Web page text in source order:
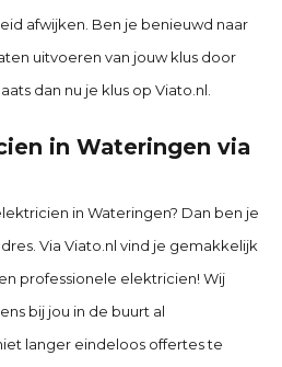
afwijken. Ben je benieuwd naar
uitvoeren van jouw klus door
dan nu je klus op Viato.nl.
in Wateringen via
in Wateringen? Dan ben je
Via Viato.nl vind je gemakkelijk
professionele elektricien! Wij
bij jou in de buurt al
langer eindeloos offertes te